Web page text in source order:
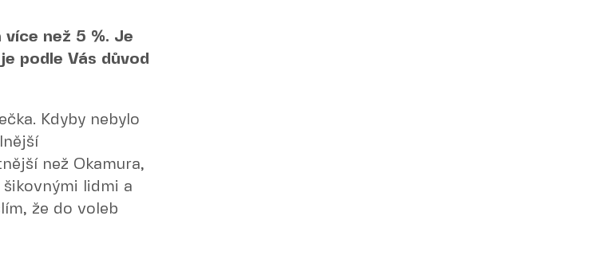
více než 5 %. Je
podle Vás důvod
Kdyby nebylo
než Okamura,
šikovnými lidmi a
že do voleb